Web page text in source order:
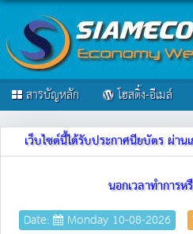
สารบัญหลัก โฮสติ้ง-อีเมล์
เว็บไซต์นี้ได้รับประกาศนียบัตร ผ่า
นอกเวลาทำการ
Date: Monday 10-08-2026